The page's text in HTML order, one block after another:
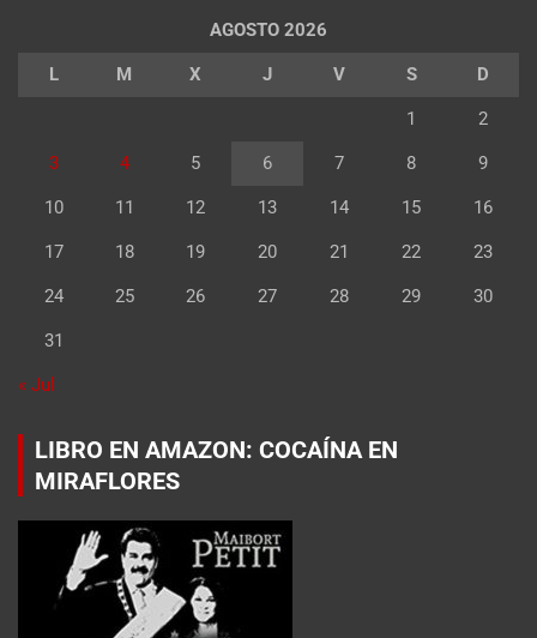
AGOSTO 2026
L M X J V S D
1 2
3 4 5 6 7 8 9
10 11 12 13 14 15 16
17 18 19 20 21 22 23
24 25 26 27 28 29 30
31
« Jul
LIBRO EN AMAZON: COCAÍNA EN
MIRAFLORES